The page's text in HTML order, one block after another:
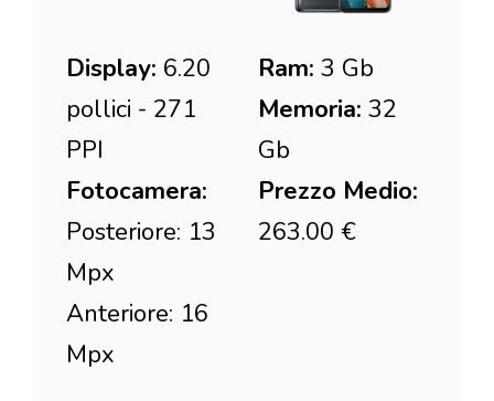
Display: 6.20
pollici - 271
PPI
Fotocamera:
Posteriore: 13
Mpx
Anteriore: 16
Mpx
Ram: 3 Gb
Memoria: 32
Gb
Prezzo Medio:
263.00 €